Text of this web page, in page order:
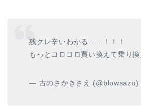
残クレ辛いわかる……！！！
もっとコロコロ買い換えて乗り換
— 古のさかきさえ (@blowsazu)